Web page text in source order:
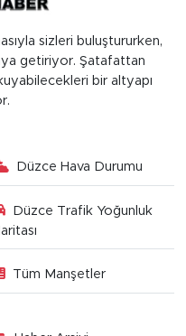
sizleri buluştururken,
getiriyor. Şatafattan
bir altyapı
Düzce Hava Durumu
Düzce Trafik Yoğunluk
Tüm Manşetler